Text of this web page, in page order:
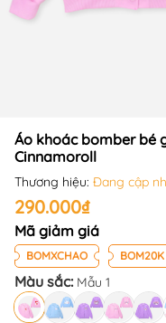
Áo khoác bomber bé
Cinnamoroll
Thương hiệu: Đang cập
290.000₫
Mã giảm giá
BOMXCHAO BOM20K
Màu sắc: Mẫu 1